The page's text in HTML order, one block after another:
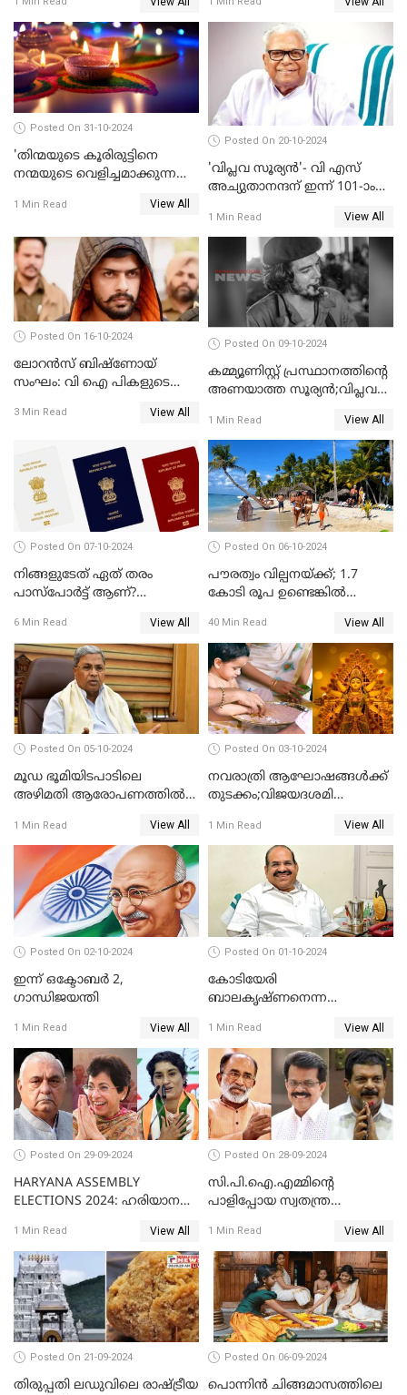
രക്തസാക്ഷിത്വത്തിന് 40
വർഷങ്ങൾ
Posted On 31-10-2024
'തിന്മയുടെ കൂരിരുട്ടിനെ
നന്മയുടെ വെളിച്ചമാക്കുന്ന
ആശംസകൾ
1 Min Read View All
Posted On 20-10-2024
'വിപ്ലവ സൂര്യന്‍'- വി എസ്
അച്യുതാനന്ദന് ഇന്ന് 101-ാം
1 Min Read View All
Posted On 16-10-2024
ലോറൻസ് ബിഷ്ണോയ്
സംഘം: വി ഐ പികളുടെ
3 Min Read View All
Posted On 09-10-2024
കമ്മ്യൂണിസ്റ്റ് പ്രസ്ഥാനത്തിന്റെ
അണയാത്ത സൂര്യൻ;വിപ്ലവ
1 Min Read View All
Posted On 07-10-2024
നിങ്ങളുടേത് ഏത് തരം
പാസ്പോർട്ട് ആണ്?
പാസ്‌പോർട്ടുകൾ
പരിചയപ്പെടാം
6 Min Read View All
Posted On 06-10-2024
പൗരത്വം വില്പനയ്ക്ക്; 1.7
കോടി രൂപ ഉണ്ടെങ്കിൽ
രാജ്യത്തെ പൗരനാകാം
40 Min Read View All
Posted On 05-10-2024
മൂഡ ഭൂമിയിടപാടിലെ
അഴിമതി ആരോപണത്തിൽ
കോൺഗ്രസ് സർക്കാർ..
1 Min Read View All
Posted On 03-10-2024
നവരാത്രി ആഘോഷങ്ങൾക്ക്
തുടക്കം;വിജയദശമി
1 Min Read View All
Posted On 02-10-2024
ഇന്ന് ഒക്ടോബര്‍ 2,
ഗാന്ധിജയന്തി
1 Min Read View All
Posted On 01-10-2024
കോടിയേരി
ബാലകൃഷ്ണനെന്ന
ഇന്നേക്ക് 2 വര്‍ഷം
1 Min Read View All
Posted On 29-09-2024
HARYANA ASSEMBLY
ELECTIONS 2024: ഹരിയാന
ബലവും ദൗർബല്യവും
1 Min Read View All
Posted On 28-09-2024
സി.പി.ഐ.എമ്മിൻ്റെ
പാളിപ്പോയ സ്വതന്ത്ര
1 Min Read View All
Posted On 21-09-2024
തിരുപ്പതി ലഡുവിലെ രാഷ്ട്രീയ
Posted On 06-09-2024
പൊന്നിന്‍ ചിങ്ങമാസത്തിലെ